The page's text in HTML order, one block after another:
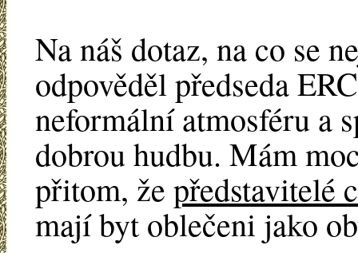
Na náš dotaz, na co se
odpověděl předseda
neformální atmosféru a
dobrou hudbu. Mám
přitom, že představitelé
mají byt oblečeni jako